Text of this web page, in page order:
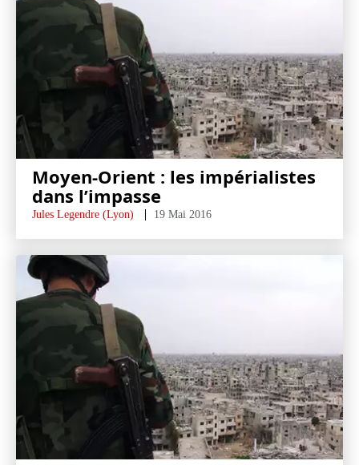
Moyen-Orient : les impérialistes
dans l’impasse
Jules Legendre (Lyon) 19 Mai 2016